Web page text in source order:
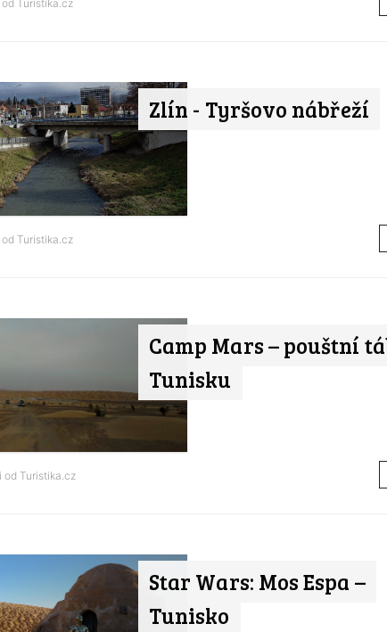
Turistika.cz
Zlín - Tyršovo nábřeží
Turistika.cz
Camp Mars – pouštní
Tunisku
od Turistika.cz
Star Wars: Mos Espa –
Tunisko